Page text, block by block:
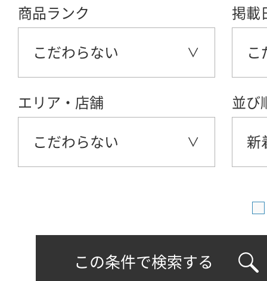
商品ランク
こだわらない
掲載
こ
エリア・店舗
こだわらない
並び
新
この条件で検索する